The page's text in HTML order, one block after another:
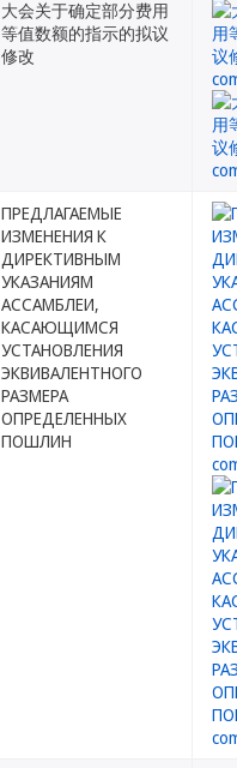
大会关于确定部分费用
等值数额的指示的拟议
修改
ПРЕДЛАГАЕМЫЕ
ИЗМЕНЕНИЯ К
ДИРЕКТИВНЫМ
УКАЗАНИЯМ
АССАМБЛЕИ,
КАСАЮЩИМСЯ
УСТАНОВЛЕНИЯ
ЭКВИВАЛЕНТНОГО
РАЗМЕРА
ОПРЕДЕЛЕННЫХ
ПОШЛИН